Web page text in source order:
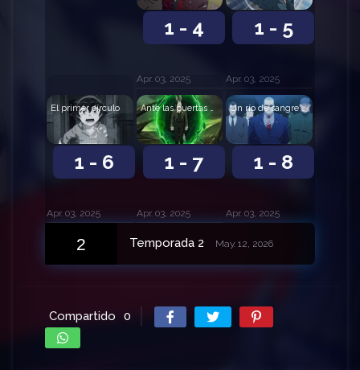
1 - 4
Apr. 03, 2025
1 - 5
Apr. 03, 2025
1 - 6
El primer círculo
Apr. 03, 2025
1 - 7
Ante las puertas del paraíso
Apr. 03, 2025
1 - 8
Un río de sangre hirviente
Apr. 03, 2025
2 Temporada 2 May. 12, 2026
Compartido 0